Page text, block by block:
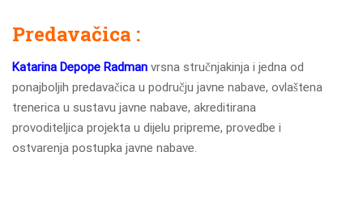
Predavačica :
Katarina Depope Radman vrsna stručnjakinja i jedna od
ponajboljih predavačica u području javne nabave, ovlaštena
trenerica u sustavu javne nabave, akreditirana
provoditeljica projekta u dijelu pripreme, provedbe i
ostvarenja postupka javne nabave.